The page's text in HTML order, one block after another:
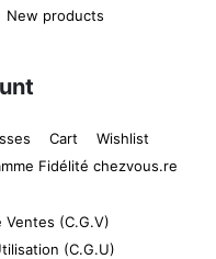
New products
Cart
Wishlist
Fidélité chezvous.re
(C.G.V)
(C.G.U)